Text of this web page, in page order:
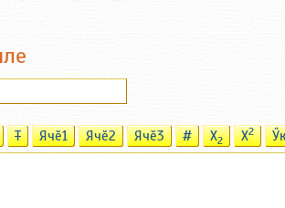
T Ячӗ1 Ячӗ2 Ячӗ3 # X2 X2